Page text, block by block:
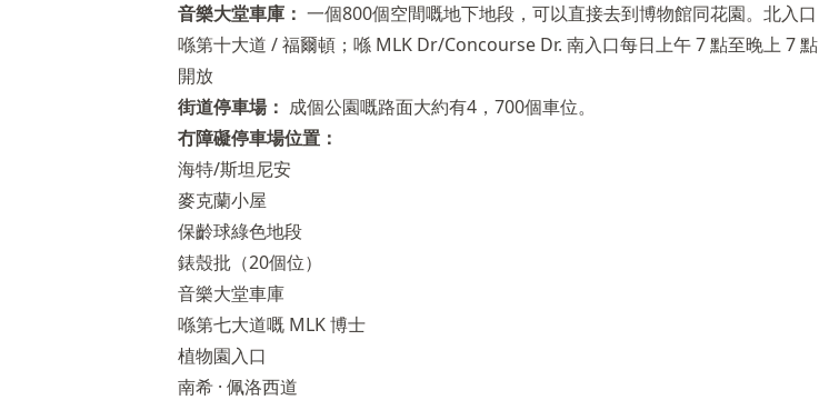
音樂大堂車庫： 一個800個空間嘅地下地段，可以直接去到博物館同花園。北入口
喺第十大道 / 福爾頓；喺 MLK Dr/Concourse Dr. 南入口每日上午 7 點至晚上 7 點
開放
街道停車場： 成個公園嘅路面大約有4，700個車位。
冇障礙停車場位置：
海特/斯坦尼安
麥克蘭小屋
保齡球綠色地段
錶殼批（20個位）
音樂大堂車庫
喺第七大道嘅 MLK 博士
植物園入口
南希 · 佩洛西道